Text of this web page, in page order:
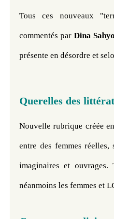
Tous ces nouveaux
commentés par Dina
présente en désordre et
Querelles des
Nouvelle rubrique créée
entre des femmes
imaginaires et
néanmoins les femmes et